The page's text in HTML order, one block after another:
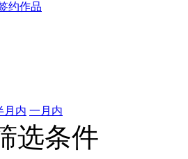
约作品
月内 一月内
选条件